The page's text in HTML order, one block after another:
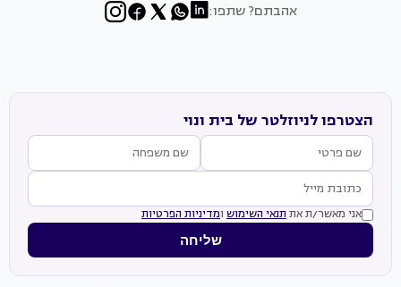
אהבתם? שתפו:
הצטרפו לניוזלטר של בית ונוי
אני מאשר/ת את תנאי השימוש ומדיניות הפרטיות
שליחה